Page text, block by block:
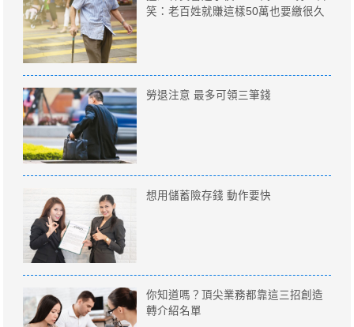
笑：老百姓就賺這樣50萬也要繳很久
勞退注意 最多可領三筆錢
想用儲蓄險存錢 動作要快
你知道嗎？頂尖業務都靠這三招創造
轉介紹名單